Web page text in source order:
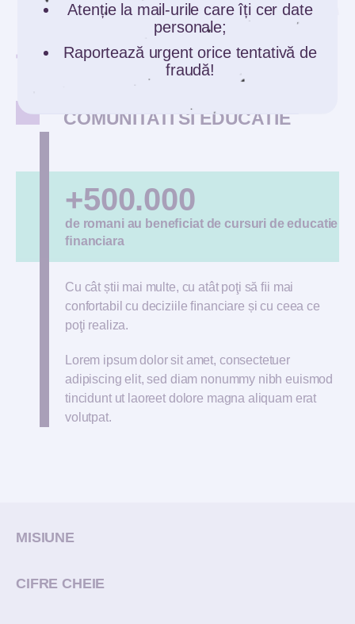
COMUNITATI SI EDUCATIE
+500.000
de romani au beneﬁciat de cursuri de educatie
ﬁnanciara
Cu cât știi mai multe, cu atât poţi să ﬁi mai
confortabil cu deciziile ﬁnanciare și cu ceea ce
poţi realiza.
Lorem ipsum dolor sit amet, consectetuer
adipiscing elit, sed diam nonummy nibh euismod
tincidunt ut laoreet dolore magna aliquam erat
volutpat.
MISIUNE
CIFRE CHEIE
Atenție la mail-urile care îți cer date
personale;
Raportează urgent orice tentativă de
fraudă!